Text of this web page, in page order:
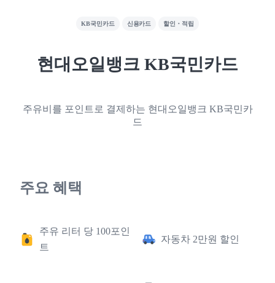
KB국민카드 신용카드 할인・적립
현대오일뱅크 KB국민카드
주유비를 포인트로 결제하는 현대오일뱅크 KB국민카
드
주요 혜택
주유 리터 당 100포인
트
자동차 2만원 할인